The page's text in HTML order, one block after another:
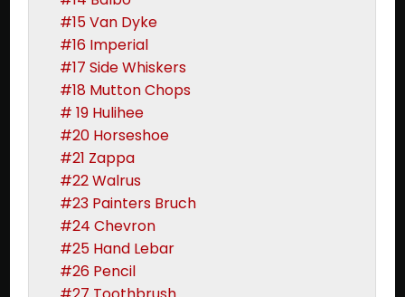
#15 Van Dyke
#16 Imperial
#17 Side Whiskers
#18 Mutton Chops
# 19 Hulihee
#20 Horseshoe
#21 Zappa
#22 Walrus
#23 Painters Bruch
#24 Chevron
#25 Hand Lebar
#26 Pencil